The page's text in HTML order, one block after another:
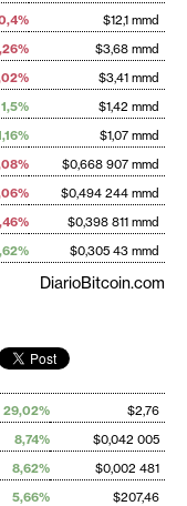
$12,1 mmd
$3,68 mmd
$3,41 mmd
1,5%
$1,42 mmd
$1,07 mmd
$0,668 907 mmd
$0,494 244 mmd
$0,398 811 mmd
$0,305 43 mmd
DiarioBitcoin.com
29,02%
$2,76
8,74%
$0,042 005
8,62%
$0,002 481
5,66%
$207,46